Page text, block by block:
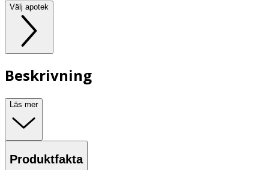
Välj apotek
Beskrivning
Läs mer
Produktfakta